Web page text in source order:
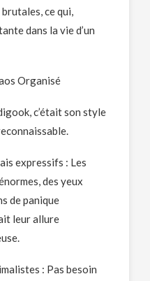
ce qui,
dans la vie d’un
Organisé
c’était son style
expressifs : Les
des yeux
de panique
leur allure
: Pas besoin